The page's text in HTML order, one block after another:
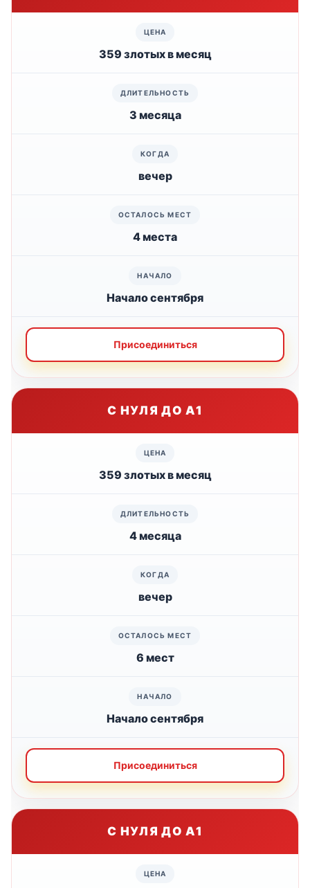
359 злотых в месяц
3 месяца
вечер
4 места
Начало сентября
Присоединиться
С НУЛЯ ДО А1
359 злотых в месяц
4 месяца
вечер
6 мест
Начало сентября
Присоединиться
С НУЛЯ ДО А1